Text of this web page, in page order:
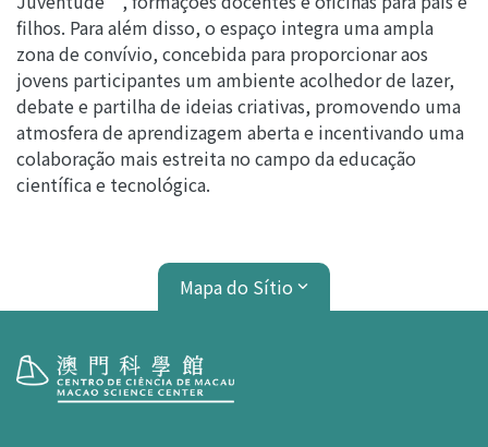
filhos. Para além disso, o espaço integra uma ampla
zona de convívio, concebida para proporcionar aos
jovens participantes um ambiente acolhedor de lazer,
debate e partilha de ideias criativas, promovendo uma
atmosfera de aprendizagem aberta e incentivando uma
colaboração mais estreita no campo da educação
científica e tecnológica.
Mapa do Sítio